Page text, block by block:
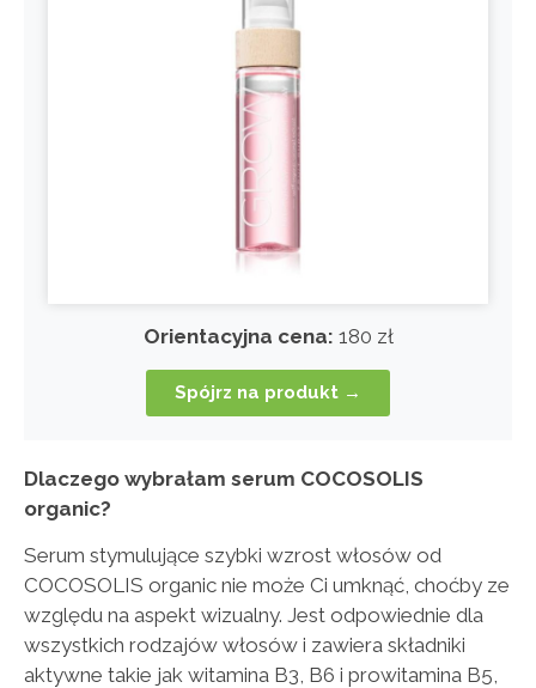
Orientacyjna cena: 180 zł
Spójrz na produkt →
Dlaczego wybrałam serum COCOSOLIS
organic?
Serum stymulujące szybki wzrost włosów od
COCOSOLIS organic nie może Ci umknąć, choćby ze
względu na aspekt wizualny. Jest odpowiednie dla
wszystkich rodzajów włosów i zawiera składniki
aktywne takie jak witamina B3, B6 i prowitamina B5,